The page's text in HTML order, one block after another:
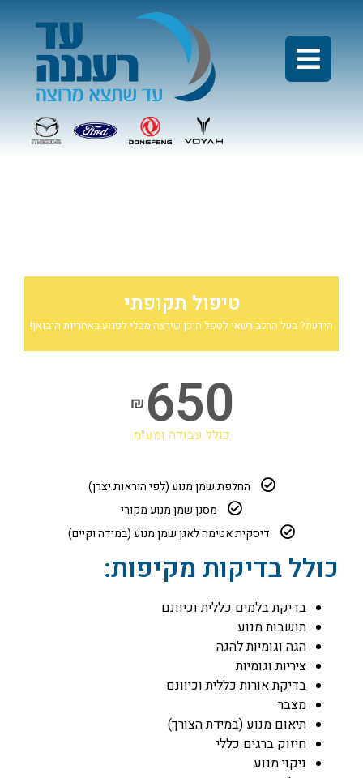
טיפול תקופתי
הידעת? בעל הרכב רשאי לטפל היכן שירצה מבלי לפגוע באחריות היבואן!
₪ 650
כולל עבודה ומע״מ
החלפת שמן מנוע (לפי הוראות יצרן)
מסנן שמן מנוע מקורי
דיסקית אטימה לאגן שמן מנוע (במידה וקיים)
כולל בדיקות מקיפות:
בדיקת בלמים כללית וכיוונם
תושבות מנוע
הגה וגומיות להגה
ציריות וגומיות
בדיקת אורות כללית וכיוונם
מצבר
תיאום מנוע (במידת הצורך)
חיזוק ברגים כללי
ניקוי מנוע